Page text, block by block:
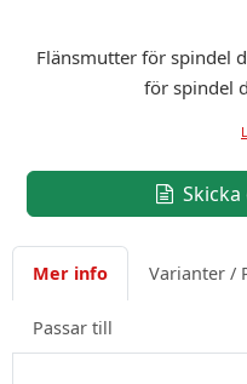
Flänsmutter för spindel
för spindel
Mer info Varianter /
Passar till